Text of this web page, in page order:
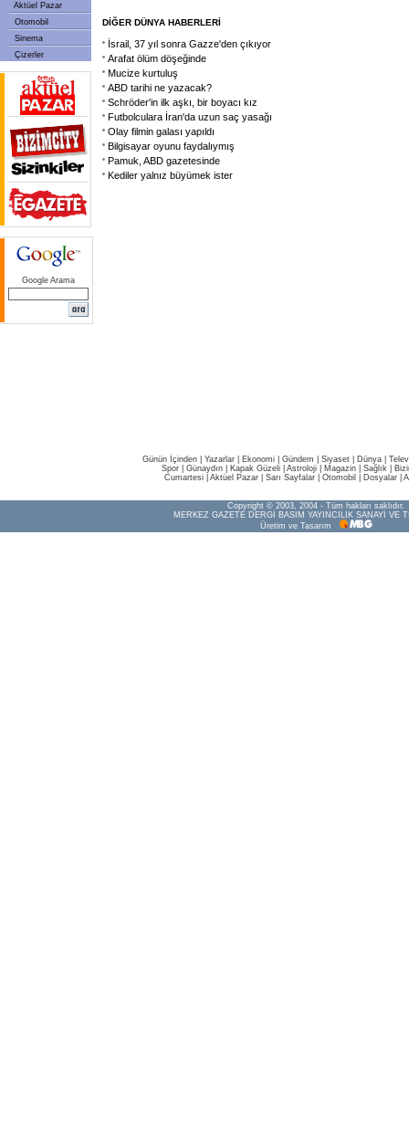
Aktüel Pazar
Otomobil
Sinema
Çizerler
Google Arama
DİĞER DÜNYA HABERLERİ
İsrail, 37 yıl sonra Gazze'den çıkıyor
Arafat ölüm döşeğinde
Mucize kurtuluş
ABD tarihi ne yazacak?
Schröder'in ilk aşkı, bir boyacı kız
Futbolculara İran'da uzun saç yasağı
Olay filmin galası yapıldı
Bilgisayar oyunu faydalıymış
Pamuk, ABD gazetesinde
Kediler yalnız büyümek ister
Günün İçinden Yazarlar Ekonomi Gündem Siyaset Dünya |
Spor
Günaydın Kapak Güzeli Astroloji Magazin Sağlık
Cumartesi| Aktüel Pazar| Sarı Sayfalar| Otomobil Dosyalar|
Copyright © 2003, 2004 - Tüm hakları saklıdır.
MERKEZ GAZETE DERGİ BASIM YAYINCILIK SANAYİ VE
Üretim ve Tasarım